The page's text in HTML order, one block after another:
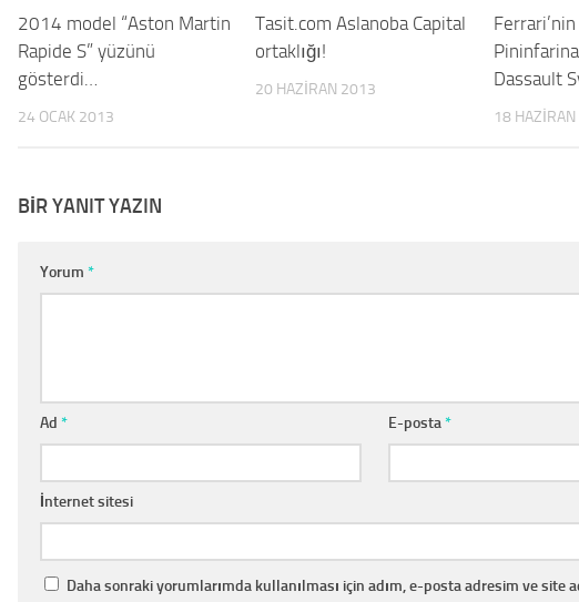
2014 model “Aston Martin
Rapide S” yüzünü
gösterdi…
24 OCAK 2013
Tasit.com Aslanoba Capital
ortaklığı!
20 HAZIRAN 2013
Ferrari’nin
Pininfarina
Dassault
18
BIR YANIT YAZIN
Yorum *
Ad * E-posta*
İnternet sitesi
Daha sonraki yorumlarımda kullanılması için adım, e-posta adresim ve site